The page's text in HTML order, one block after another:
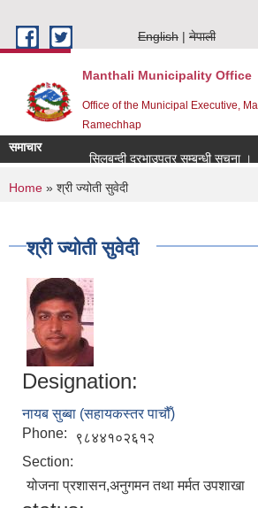
English
नेपाली
Manthali Municipality Office
Office of the Municipal Executive,
Ramechhap
समाचार
सिलबन्दी दरभाउपत्र सम्बन्धी सूचना ।
You are here
Home » श्री ज्योती सुवेदी
श्री ज्योती सुवेदी
Designation:
नायब सुब्बा (सहायकस्तर पाचौँ)
Phone:
९८४४१०२६१२
Section:
योजना प्रशासन,अनुगमन तथा मर्मत उपशाखा